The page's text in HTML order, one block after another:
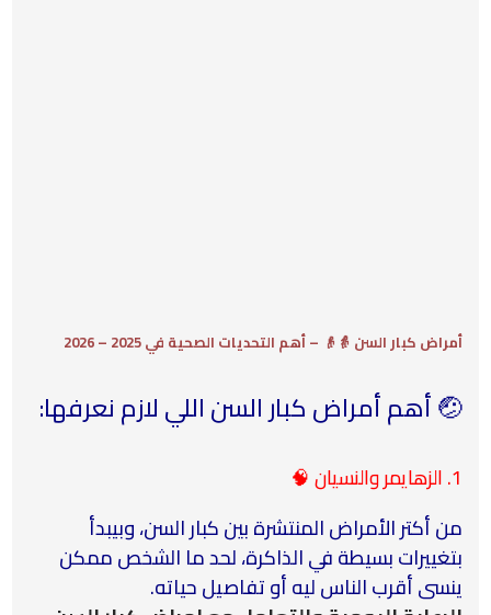
أمراض كبار السن 👵👴 – أهم التحديات الصحية في 2025 – 2026
🤕 أهم أمراض كبار السن اللي لازم نعرفها:
1. الزهايمر والنسيان 🧠
من أكتر الأمراض المنتشرة بين كبار السن، وبيبدأ
بتغييرات بسيطة في الذاكرة، لحد ما الشخص ممكن
ينسى أقرب الناس ليه أو تفاصيل حياته.